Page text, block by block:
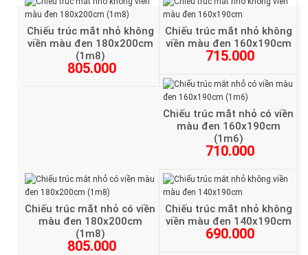
Chiếu trúc mắt nhỏ không
viền màu đen 180x200cm
(1m8)
805.000
Chiếu trúc mắt nhỏ không
viền màu đen 160x190cm
715.000
Chiếu trúc mắt nhỏ có viền
màu đen 160x190cm
(1m6)
710.000
Chiếu trúc mắt nhỏ có viền
màu đen 180x200cm
(1m8)
805.000
Chiếu trúc mắt nhỏ không
viền màu đen 140x190cm
690.000